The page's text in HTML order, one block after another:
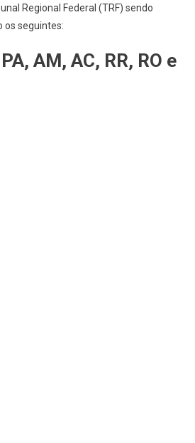
Regional Federal (TRF) sendo
os seguintes:
AM, AC, RR, RO e